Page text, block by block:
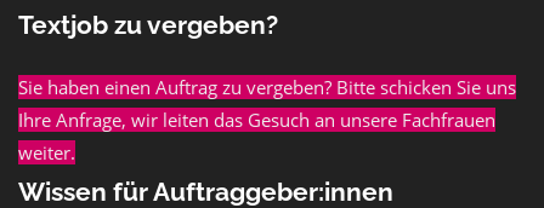
Textjob zu vergeben?
Sie haben einen Auftrag zu vergeben? Bitte schicken Sie uns
Ihre Anfrage, wir leiten das Gesuch an unsere Fachfrauen
weiter.
Wissen für Auftraggeber:innen